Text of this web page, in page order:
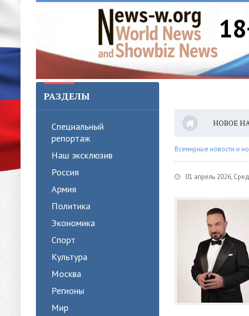
РАЗДЕЛЫ
Специальный
репортаж
Наш эксклюзив
Россия
Армия
Политика
Экономика
Спорт
Культура
Москва
Регионы
Мир
НОВОЕ
Всемирные новости и
01 апрель 2026,